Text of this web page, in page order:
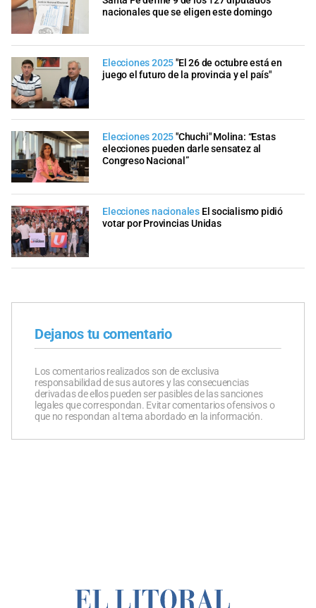
nacionales que se eligen este domingo
Elecciones 2025"El 26 de octubre está en
juego el futuro de la provincia y el país"
Elecciones 2025"Chuchi" Molina: “Estas
elecciones pueden darle sensatez al
Congreso Nacional”
Elecciones nacionales El socialismo pidió
votar por Provincias Unidas
Dejanos tu comentario
Los comentarios realizados son de exclusiva
responsabilidad de sus autores y las consecuencias
derivadas de ellos pueden ser pasibles de las sanciones
legales que correspondan. Evitar comentarios ofensivos o
que no respondan al tema abordado en la información.